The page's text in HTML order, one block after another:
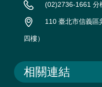
(02)2736-1661 分
110 臺北市信義區
四樓）
相關連結